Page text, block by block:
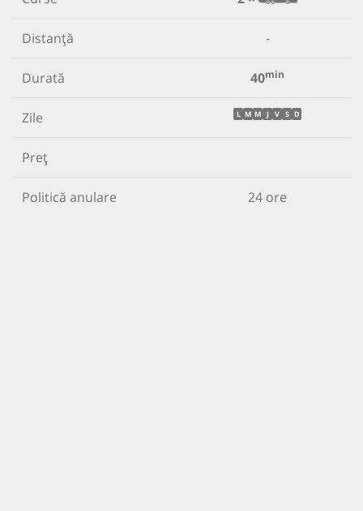
Distanță -
Durată 40min
Zile L M M J V S D
Preț
Politică anulare 24 ore